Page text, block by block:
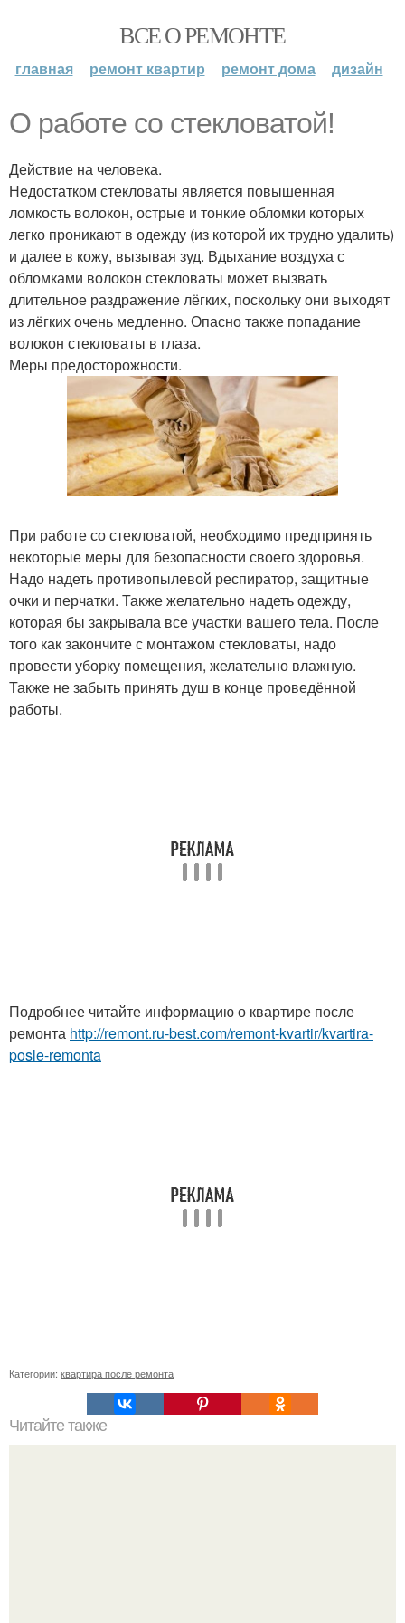
ВСЕ О РЕМОНТЕ
главная ремонт квартир ремонт дома дизайн
О работе со стекловатой!
Действие на человека.
Недостатком стекловаты является повышенная
ломкость волокон, острые и тонкие обломки которых
легко проникают в одежду (из которой их трудно удалить)
и далее в кожу, вызывая зуд. Вдыхание воздуха с
обломками волокон стекловаты может вызвать
длительное раздражение лёгких, поскольку они выходят
из лёгких очень медленно. Опасно также попадание
волокон стекловаты в глаза.
Меры предосторожности.
При работе со стекловатой, необходимо предпринять
некоторые меры для безопасности своего здоровья.
Надо надеть противопылевой респиратор, защитные
очки и перчатки. Также желательно надеть одежду,
которая бы закрывала все участки вашего тела. После
того как закончите с монтажом стекловаты, надо
провести уборку помещения, желательно влажную.
Также не забыть принять душ в конце проведённой
работы.
Подробнее читайте информацию о квартире после
ремонта http://remont.ru-best.com/remont-kvartir/kvartira-
posle-remonta
Категории: квартира после ремонта
Читайте также